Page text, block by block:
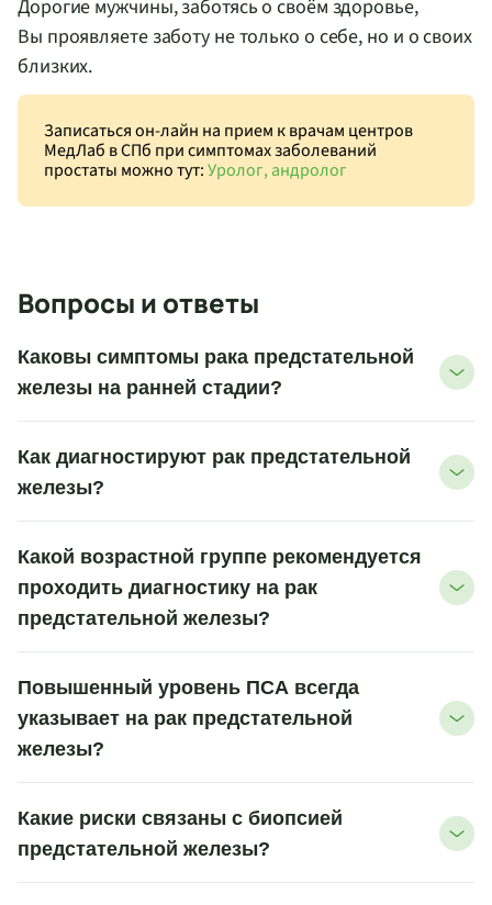
Дорогие мужчины, заботясь о своём здоровье,
Вы проявляете заботу не только о себе, но и о своих
близких.
Записатьсяон-лайн на прием к врачам центров
МедЛаб в СПб при симптомах заболеваний
простаты можно тут:Уролог, андролог
Вопросы и ответы
Каковы симптомы рака предстательной
железы на ранней стадии?
Как диагностируют рак предстательной
железы?
Какой возрастной группе рекомендуется
проходить диагностику на рак
предстательной железы?
Повышенный уровень ПСА всегда
указывает на рак предстательной
железы?
Какие риски связаны с биопсией
предстательной железы?